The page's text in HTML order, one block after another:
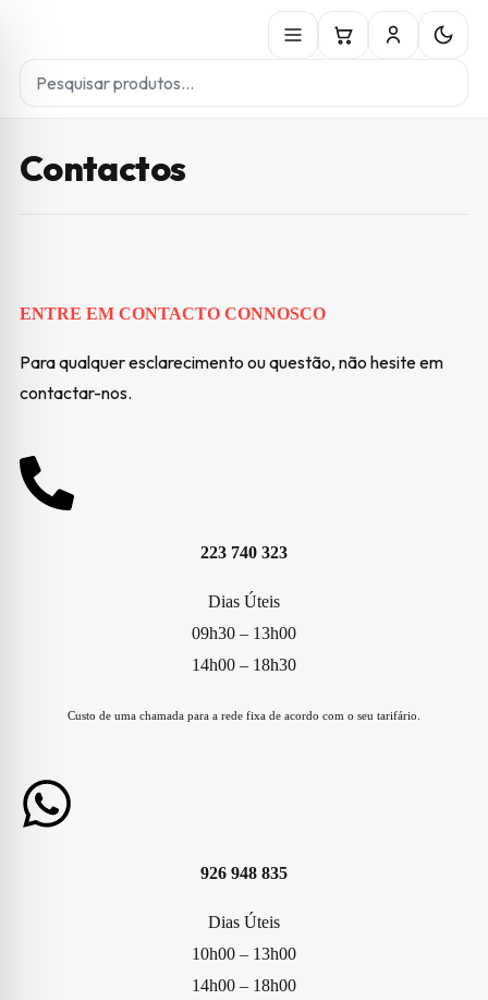
Contactos
ENTRE EM CONTACTO CONNOSCO
Para qualquer esclarecimento ou questão, não hesite em
contactar-nos.
223 740 323
Dias Úteis
09h30 – 13h00
14h00 – 18h30
Custo de uma chamada para a rede fixa de acordo com o seu tarifário.
926 948 835
Dias Úteis
10h00 – 13h00
14h00 – 18h00